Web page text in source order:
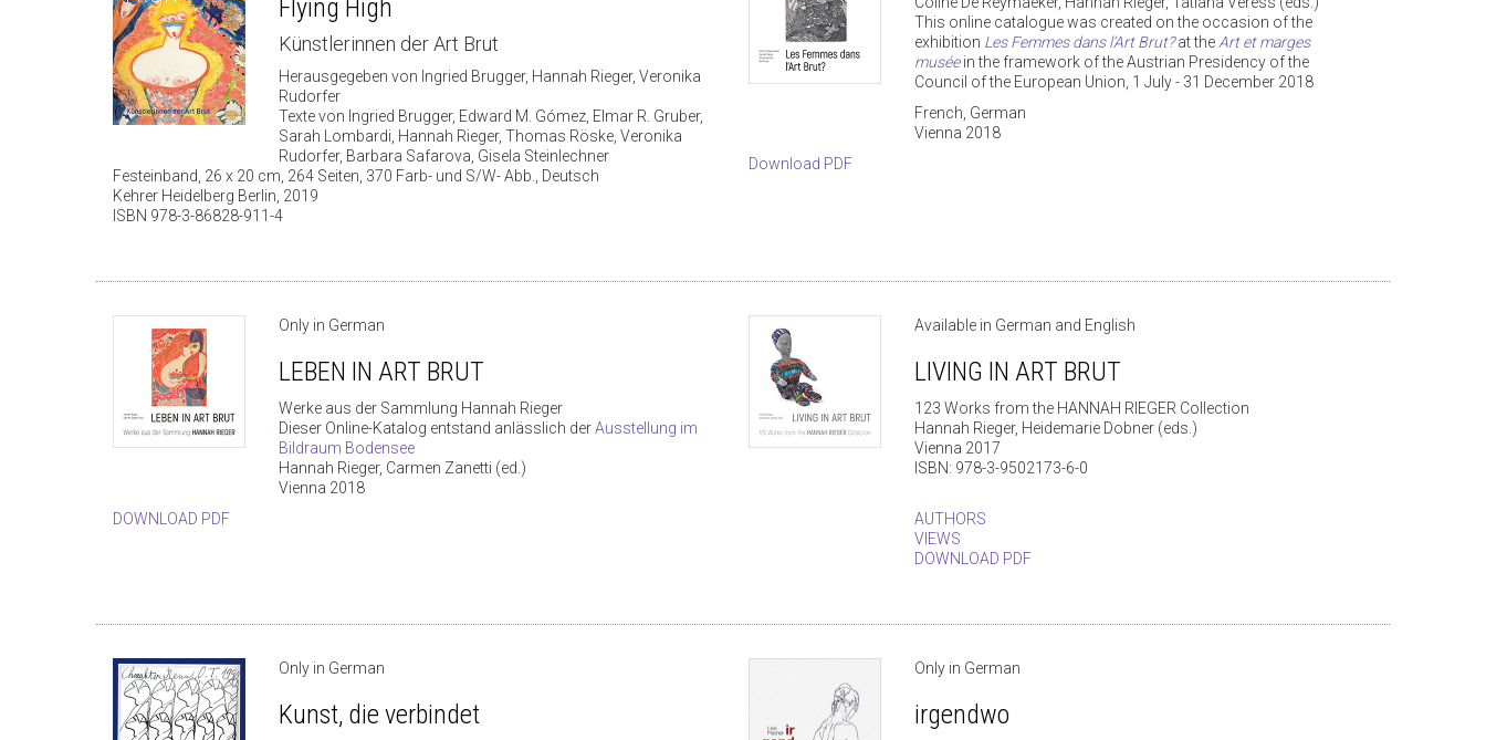
Flying High
Künstlerinnen der Art Brut
Herausgegeben von Ingried Brugger, Hannah Rieger, Veronika
Rudorfer
Texte von Ingried Brugger, Edward M. Gómez, Elmar R. Gruber,
Sarah Lombardi, Hannah Rieger, Thomas Röske, Veronika
Rudorfer, Barbara Safarova, Gisela Steinlechner
Festeinband, 26 x 20 cm, 264 Seiten, 370 Farb- und S/W- Abb., Deutsch
Kehrer Heidelberg Berlin, 2019
ISBN 978-3-86828-911-4
This online catalogue was created on the occasion of the
exhibition Les Femmes dans l’Art Brut?at the Art et marges
muséein the framework of the Austrian Presidency of the
Council of the European Union, 1 July - 31 December 2018
French, German
Vienna 2018
Download PDF
Only in German
LEBEN IN ART BRUT
Werke aus der Sammlung Hannah Rieger
Dieser Online-Katalog entstand anlässlich derAusstellung im
Bildraum Bodensee
Hannah Rieger, Carmen Zanetti (ed.)
Vienna 2018
DOWNLOAD PDF
Available in German and English
LIVING IN ART BRUT
123 Works from the HANNAH RIEGER Collection
Hannah Rieger, Heidemarie Dobner (eds.)
Vienna 2017
ISBN: 978-3-9502173-6-0
AUTHORS
VIEWS
DOWNLOAD PDF
Only in German
Kunst, die verbindet
Only in German
irgendwo